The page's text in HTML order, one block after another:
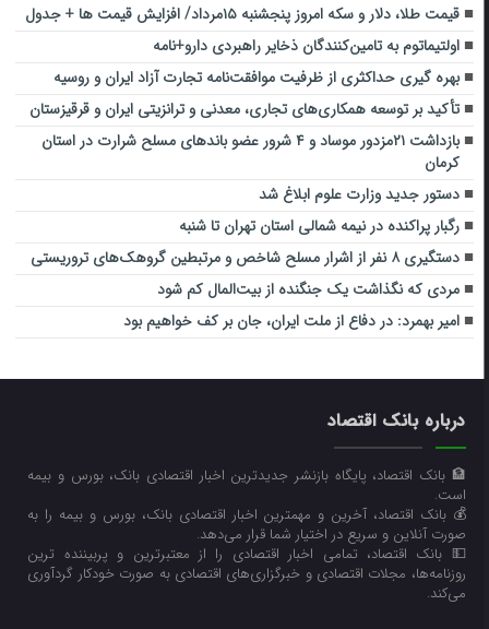
قیمت طلا، دلار و سکه امروز پنجشنبه ۱۵مرداد/ افزایش قیمت ها + جدول
اولتیماتوم به تامین‌کنندگان ذخایر راهبردی دارو+نامه
بهره گیری حداکثری از ظرفیت موافقت‌نامه تجارت آزاد ایران و روسیه
تأکید بر توسعه همکاری‌های تجاری، معدنی و ترانزیتی ایران و قرقیزستان
بازداشت ۲۱مزدور موساد و ۴ شرور عضو باندهای مسلح شرارت در استان
کرمان
دستور جدید وزارت علوم ابلاغ شد
رگبار پراکنده در نیمه شمالی استان تهران تا شنبه
دستگیری ۸ نفر از اشرار مسلح شاخص و مرتبطین گروهک‌های تروریستی
مردی که نگذاشت یک جنگنده از بیت‌المال کم شود
امیر بهمرد: در دفاع از ملت ایران، جان بر کف خواهیم بود
درباره بانک اقتصاد
🏦 بانک اقتصاد، پایگاه بازنشر جدیدترین اخبار اقتصادی بانک، بورس و بیمه
است.
💰 بانک اقتصاد، آخرین و مهمترین اخبار اقتصادی بانک، بورس و بیمه را به
صورت آنلاین و سریع در اختیار شما قرار می‌‌دهد.
💵 بانک اقتصاد، تمامی اخبار اقتصادی را از معتبرترین و پربیننده ترین
روزنامه‌ها، مجلات اقتصادی و خبرگزاری‌های اقتصادی به صورت خودکار گردآوری
می‌کند.